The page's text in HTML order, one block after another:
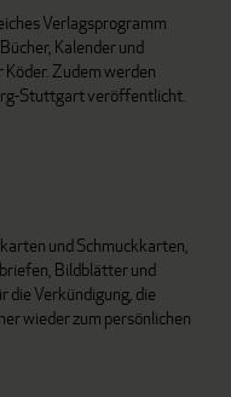
Verlagsprogramm
Kalender und
Zudem werden
Stuttgart veröffentlicht.
und Schmuckkarten,
Bildblätter und
die Verkündigung, die
wieder zum persönlichen